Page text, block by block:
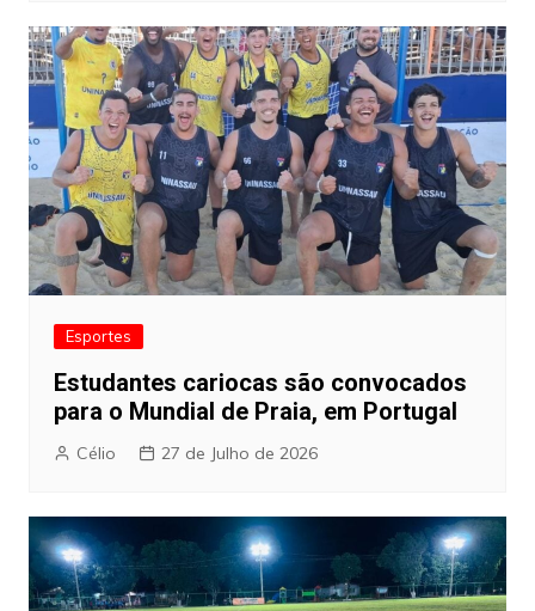
Esportes
Estudantes cariocas são convocados
para o Mundial de Praia, em Portugal
Célio 27 de Julho de 2026